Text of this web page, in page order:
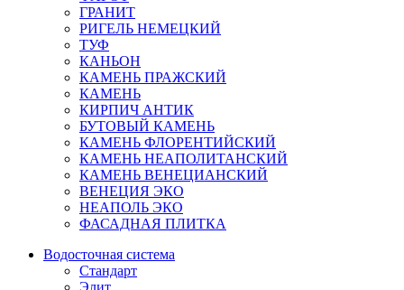
ГРАНИТ
РИГЕЛЬ НЕМЕЦКИЙ
ТУФ
КАНЬОН
КАМЕНЬ ПРАЖСКИЙ
КАМЕНЬ
КИРПИЧ АНТИК
БУТОВЫЙ КАМЕНЬ
КАМЕНЬ ФЛОРЕНТИЙСКИЙ
КАМЕНЬ НЕАПОЛИТАНСКИЙ
КАМЕНЬ ВЕНЕЦИАНСКИЙ
ВЕНЕЦИЯ ЭКО
НЕАПОЛЬ ЭКО
ФАСАДНАЯ ПЛИТКА
Водосточная система
Стандарт
Элит